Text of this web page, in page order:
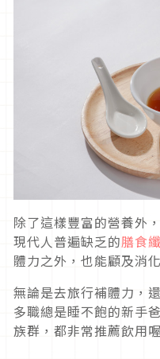
除了這樣豐富的營養外
現代人普遍缺乏的膳食
體力之外，也能顧及消
無論是去旅行補體力，
多職總是睡不飽的新手
族群，都非常推薦飲用喔